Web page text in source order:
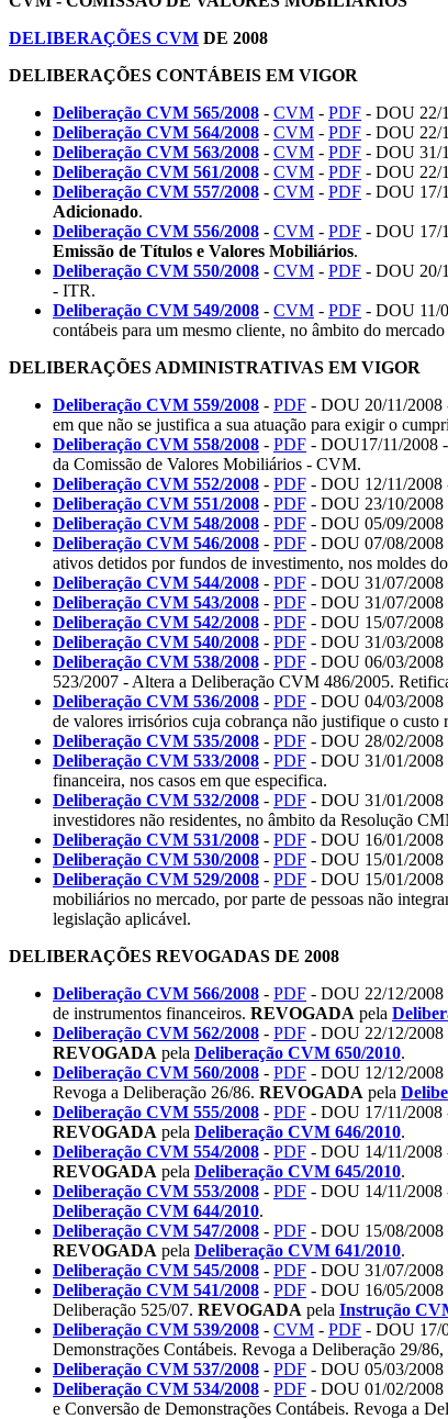
DELIBERAÇÕES CVM DE 2008
DELIBERAÇÕES CONTÁBEIS EM VIGOR
Deliberação CVM 565/2008 - CVM - PDF - DOU 22/
Deliberação CVM 564/2008 - CVM - PDF - DOU 22/
Deliberação CVM 563/2008 - CVM - PDF - DOU 31/
Deliberação CVM 561/2008 - CVM - PDF - DOU 22/
Deliberação CVM 557/2008 - CVM - PDF - DOU 17/
Adicionado.
Deliberação CVM 556/2008 - CVM - PDF - DOU 17/
Emissão de Títulos e Valores Mobiliários.
Deliberação CVM 550/2008 - CVM - PDF - DOU 20/
- ITR.
Deliberação CVM 549/2008 - CVM - PDF - DOU 11/
contábeis para um mesmo cliente, no âmbito do
DELIBERAÇÕES ADMINISTRATIVAS EM VIGOR
Deliberação CVM 559/2008 - PDF - DOU 20/11/2008
em que não se justifica a sua atuação para exigir o
Deliberação CVM 558/2008 - PDF - DOU17/11/2008 -
da Comissão de Valores Mobiliários - CVM.
Deliberação CVM 552/2008 - PDF - DOU 12/11/2008
Deliberação CVM 551/2008 - PDF - DOU 23/10/2008
Deliberação CVM 548/2008 - PDF - DOU 05/09/2008
Deliberação CVM 546/2008 - PDF - DOU 07/08/2008
ativos detidos por fundos de investimento, nos moldes
Deliberação CVM 544/2008 - PDF - DOU 31/07/2008
Deliberação CVM 543/2008 - PDF - DOU 31/07/2008
Deliberação CVM 542/2008 - PDF - DOU 15/07/2008
Deliberação CVM 540/2008 - PDF - DOU 31/03/2008
Deliberação CVM 538/2008 - PDF - DOU 06/03/2008
523/2007 - Altera a Deliberação CVM 486/2005.
Deliberação CVM 536/2008 - PDF - DOU 04/03/2008
de valores irrisórios cuja cobrança não justifique o custo
Deliberação CVM 535/2008 - PDF - DOU 28/02/2008
Deliberação CVM 533/2008 - PDF - DOU 31/01/2008
financeira, nos casos em que especifica.
Deliberação CVM 532/2008 - PDF - DOU 31/01/2008
investidores não residentes, no âmbito da Resolução
Deliberação CVM 531/2008 - PDF - DOU 16/01/2008
Deliberação CVM 530/2008 - PDF - DOU 15/01/2008
Deliberação CVM 529/2008 - PDF - DOU 15/01/2008
mobiliários no mercado, por parte de pessoas não
legislação aplicável.
DELIBERAÇÕES REVOGADAS DE 2008
Deliberação CVM 566/2008 - PDF - DOU 22/12/2008
de instrumentos financeiros. REVOGADA pela
Deliberação CVM 562/2008 - PDF - DOU 22/12/2008
REVOGADA pela Deliberação CVM 650/2010.
Deliberação CVM 560/2008 - PDF - DOU 12/12/2008
Revoga a Deliberação 26/86. REVOGADA pela
Deliberação CVM 555/2008 - PDF - DOU 17/11/2008
REVOGADA pela Deliberação CVM 646/2010.
Deliberação CVM 554/2008 - PDF - DOU 14/11/2008
REVOGADA pela Deliberação CVM 645/2010.
Deliberação CVM 553/2008 - PDF - DOU 14/11/2008
Deliberação CVM 644/2010.
Deliberação CVM 547/2008 - PDF - DOU 15/08/2008
REVOGADA pela Deliberação CVM 641/2010.
Deliberação CVM 545/2008 - PDF - DOU 31/07/2008
Deliberação CVM 541/2008 - PDF - DOU 16/05/2008
Deliberação 525/07. REVOGADA pela Instrução
Deliberação CVM 539/2008 - CVM - PDF - DOU 17/
Demonstrações Contábeis. Revoga a Deliberação 29/
Deliberação CVM 537/2008 - PDF - DOU 05/03/2008
Deliberação CVM 534/2008 - PDF - DOU 01/02/2008
e Conversão de Demonstrações Contábeis. Revoga a